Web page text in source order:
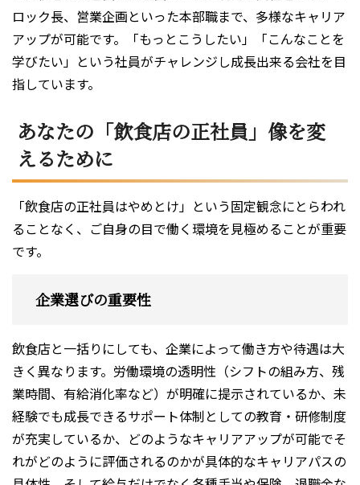
ロック長、営業企画といった本部職まで、多様なキャリア
アップが可能です。「もっとこうしたい」「こんなことを
学びたい」という社員がチャレンジし成長出来る会社を目
指しています。
あなたの「飲食店の正社員」像を変
えるために
「飲食店の正社員はやめとけ」という固定観念にとらわれ
ることなく、ご自身の目で働く環境を見極めることが重要
です。
企業選びの重要性
飲食店と一括りにしても、企業によって働き方や待遇は大
きく異なります。労働環境の透明性（シフトの組み方、残
業時間、有給消化率など）が明確に提示されているか、未
経験でも成長できるサポート体制としての教育・研修制度
が充実しているか、どのようなキャリアアップが可能でそ
れがどのように評価されるのかが具体的なキャリアパスの